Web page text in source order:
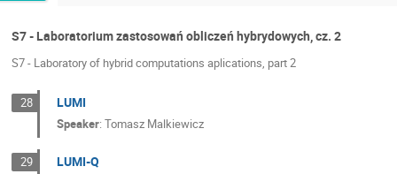
S7 - Laboratorium zastosowań obliczeń hybrydowych, cz. 2
S7 - Laboratory of hybrid computations aplications, part 2
28 LUMI
Speaker:Tomasz Malkiewicz
29 LUMI-Q